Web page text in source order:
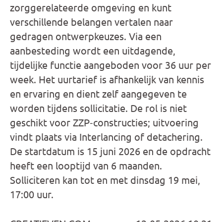
zorggerelateerde omgeving en kunt
verschillende belangen vertalen naar
gedragen ontwerpkeuzes. Via een
aanbesteding wordt een uitdagende,
tijdelijke functie aangeboden voor 36 uur per
week. Het uurtarief is afhankelijk van kennis
en ervaring en dient zelf aangegeven te
worden tijdens sollicitatie. De rol is niet
geschikt voor ZZP‑constructies; uitvoering
vindt plaats via Interlancing of detachering.
De startdatum is 15 juni 2026 en de opdracht
heeft een looptijd van 6 maanden.
Solliciteren kan tot en met dinsdag 19 mei,
17:00 uur.